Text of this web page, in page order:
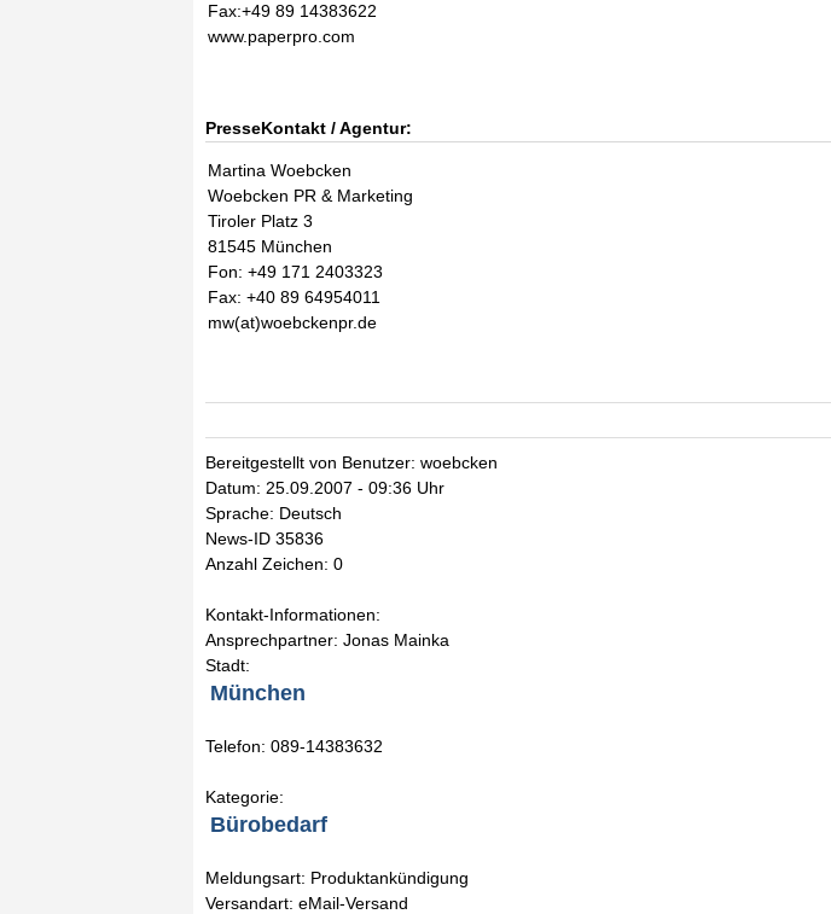
Fax:+49 89 14383622
www.paperpro.com
PresseKontakt / Agentur:
Martina Woebcken
Woebcken PR & Marketing
Tiroler Platz 3
81545 München
Fon: +49 171 2403323
Fax: +40 89 64954011
mw(at)woebckenpr.de
Bereitgestellt von Benutzer: woebcken
Datum: 25.09.2007 - 09:36 Uhr
Sprache: Deutsch
News-ID 35836
Anzahl Zeichen: 0
Kontakt-Informationen:
Ansprechpartner: Jonas Mainka
Stadt:
München
Telefon: 089-14383632
Kategorie:
Bürobedarf
Meldungsart: Produktankündigung
Versandart: eMail-Versand